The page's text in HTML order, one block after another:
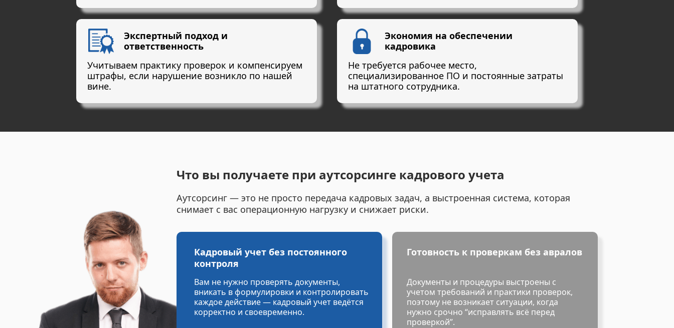
Учитываем практику проверок и компенсируем
штрафы, если нарушение возникло по нашей
вине.
Экспертный подход и
ответственность
Не требуется рабочее место,
специализированное ПО и постоянные затраты
на штатного сотрудника.
Экономия на обеспечении
кадровика
Вам не нужно проверять документы,
вникать в формулировки и контролировать
каждое действие — кадровый учет ведётся
корректно и своевременно.
Кадровый учет без постоянного
контроля
Документы и процедуры выстроены с
учетом требований и практики проверок,
поэтому не возникает ситуации, когда
нужно срочно “исправлять всё перед
проверкой”.
Готовность к проверкам без авралов
Что вы получаете при аутсорсинге кадрового учета
Аутсорсинг — это не просто передача кадровых задач, а выстроенная система, которая
снимает с вас операционную нагрузку и снижает риски.